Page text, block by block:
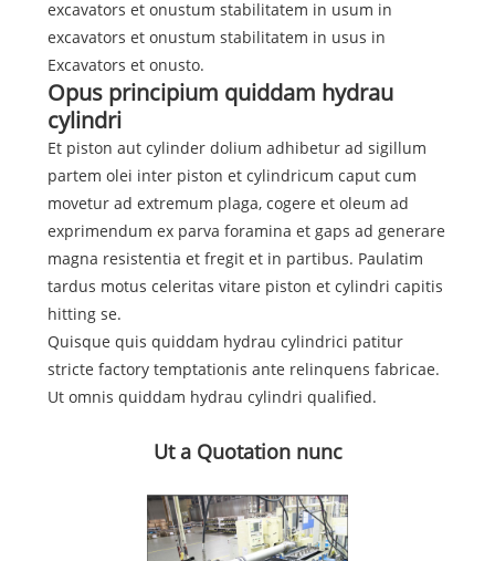
excavators et onustum stabilitatem in usum in
excavators et onustum stabilitatem in usus in
Excavators et onusto.
Opus principium quiddam hydrau
cylindri
Et piston aut cylinder dolium adhibetur ad sigillum
partem olei inter piston et cylindricum caput cum
movetur ad extremum plaga, cogere et oleum ad
exprimendum ex parva foramina et gaps ad generare
magna resistentia et fregit et in partibus. Paulatim
tardus motus celeritas vitare piston et cylindri capitis
hitting se.
Quisque quis quiddam hydrau cylindrici patitur
stricte factory temptationis ante relinquens fabricae.
Ut omnis quiddam hydrau cylindri qualified.
Ut a Quotation nunc